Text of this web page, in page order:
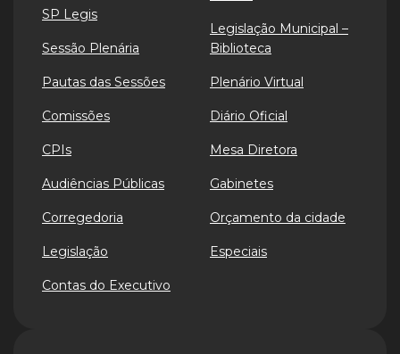
SP Legis
Sessão Plenária
Pautas das Sessões
Comissões
CPIs
Audiências Públicas
Corregedoria
Legislação
Contas do Executivo
Legislação Municipal –
Biblioteca
Plenário Virtual
Diário Oficial
Mesa Diretora
Gabinetes
Orçamento da cidade
Especiais